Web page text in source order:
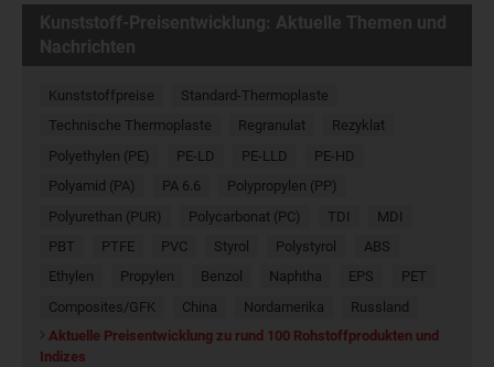
Kunststoff-Preisentwicklung: Aktuelle Themen und
Nachrichten
Kunststoffpreise
Standard-Thermoplaste
Technische Thermoplaste
Regranulat
Rezyklat
Polyethylen (PE)
PE-LD PE-LLD
PE-HD
Polyamid (PA)
PA 6.6
Polypropylen (PP)
Polyurethan (PUR)
Polycarbonat (PC) TDI
MDI
PBT
PTFE PVC Styrol Polystyrol
ABS
Ethylen
Propylen Benzol Naphtha EPS
PET
Composites/GFK
China Nordamerika
Russland
Aktuelle Preisentwicklung zu rund 100 Rohstoffprodukten und
Indizes